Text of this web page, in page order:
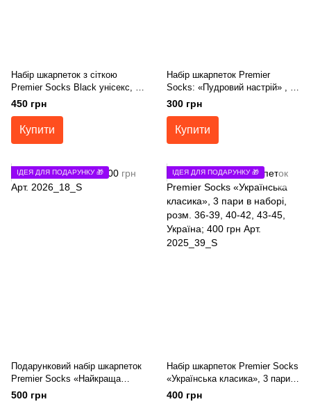
Набір шкарпеток з сіткою
Premier Socks Black унісекс, 5
пари в наборі, розм. 36-39, 40-
42, 43-45
450 грн
Купити
Набір шкарпеток Premier
Socks: «Пудровий настрій» , 3
пари в наборі, розм. 36-39
300 грн
Купити
ІДЕЯ ДЛЯ ПОДАРУНКУ 🎁
Подарунковий набір шкарпеток
Premier Socks «Найкраща
мама»,4 пари в наборі,розм.
500 грн
ІДЕЯ ДЛЯ ПОДАРУНКУ 🎁
Набір шкарпеток Premier Socks
«Українська класика», 3 пари в
наборі, розм. 36-39, 40-42, 43-
400 грн